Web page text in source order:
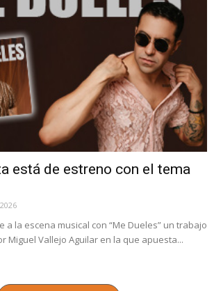
está de estreno con el tema
a la escena musical con “Me Dueles” un trabajo
Miguel Vallejo Aguilar en la que apuesta...